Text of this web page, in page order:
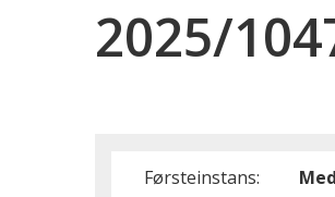
2025/
Førsteinstans: